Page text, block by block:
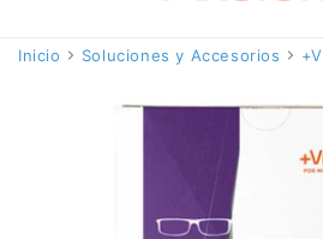
Inicio Soluciones y Accesorios